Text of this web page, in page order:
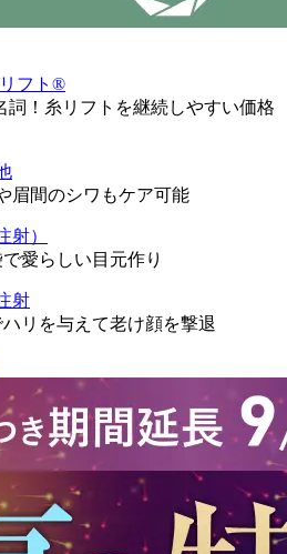
フト®
詞！糸リフトを継続しやすい価格
眉間のシワもケア可能
射）
愛らしい目元作り
射
リを与えて老け顔を撃退